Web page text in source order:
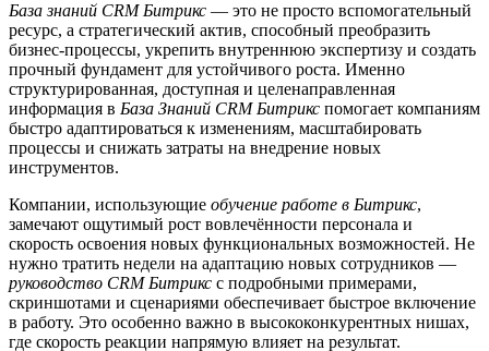
База знаний CRM Битрикс — это не просто вспомогательный
ресурс, а стратегический актив, способный преобразить
бизнес-процессы, укрепить внутреннюю экспертизу и создать
прочный фундамент для устойчивого роста. Именно
структурированная, доступная и целенаправленная
информация в База Знаний CRM Битрикс помогает компаниям
быстро адаптироваться к изменениям, масштабировать
процессы и снижать затраты на внедрение новых
инструментов.
Компании, использующие обучение работе в Битрикс,
замечают ощутимый рост вовлечённости персонала и
скорость освоения новых функциональных возможностей. Не
нужно тратить недели на адаптацию новых сотрудников —
руководство CRM Битрикс с подробными примерами,
скриншотами и сценариями обеспечивает быстрое включение
в работу. Это особенно важно в высококонкурентных нишах,
где скорость реакции напрямую влияет на результат.